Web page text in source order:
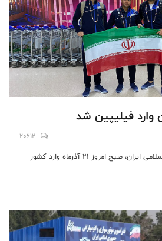
وارد فیلیپین شد
20612
تیم ملی موتورریس جمهوری اسلامی ایران، صبح امروز 21 آذرماه وارد کشور